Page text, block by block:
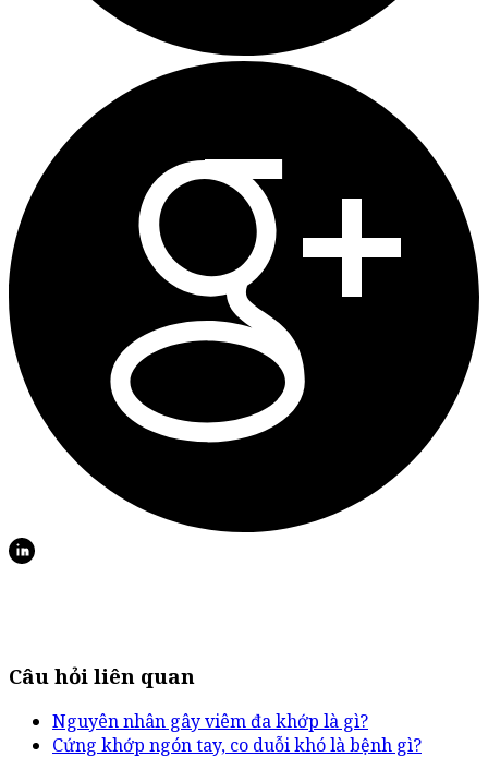
Câu hỏi liên quan
Nguyên nhân gây viêm đa khớp là gì?
Cứng khớp ngón tay, co duỗi khó là bệnh gì?